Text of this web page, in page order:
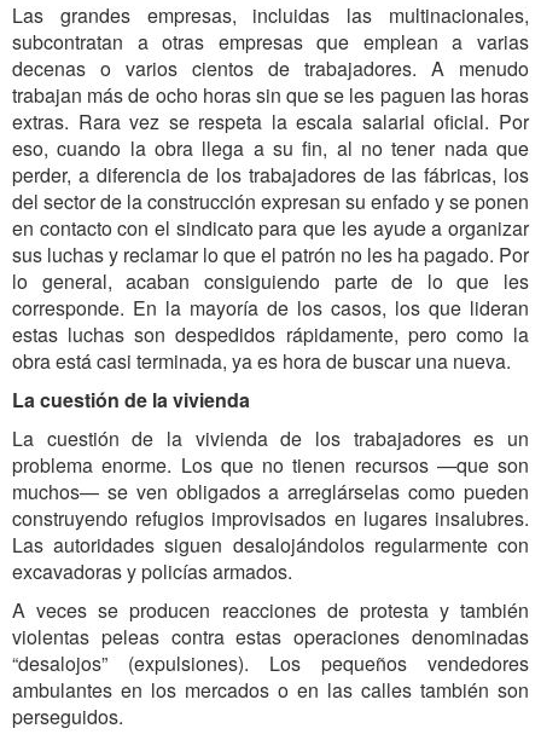
Las grandes empresas, incluidas las multinacionales,
subcontratan a otras empresas que emplean a varias
decenas o varios cientos de trabajadores. A menudo
trabajan más de ocho horas sin que se les paguen las horas
extras. Rara vez se respeta la escala salarial oficial. Por
eso, cuando la obra llega a su fin, al no tener nada que
perder, a diferencia de los trabajadores de las fábricas, los
del sector de la construcción expresan su enfado y se ponen
en contacto con el sindicato para que les ayude a organizar
sus luchas y reclamar lo que el patrón no les ha pagado. Por
lo general, acaban consiguiendo parte de lo que les
corresponde. En la mayoría de los casos, los que lideran
estas luchas son despedidos rápidamente, pero como la
obra está casi terminada, ya es hora de buscar una nueva.
La cuestión de la vivienda
La cuestión de la vivienda de los trabajadores es un
problema enorme. Los que no tienen recursos —que son
muchos— se ven obligados a arreglárselas como pueden
construyendo refugios improvisados en lugares insalubres.
Las autoridades siguen desalojándolos regularmente con
excavadoras y policías armados.
A veces se producen reacciones de protesta y también
violentas peleas contra estas operaciones denominadas
“desalojos” (expulsiones). Los pequeños vendedores
ambulantes en los mercados o en las calles también son
perseguidos.